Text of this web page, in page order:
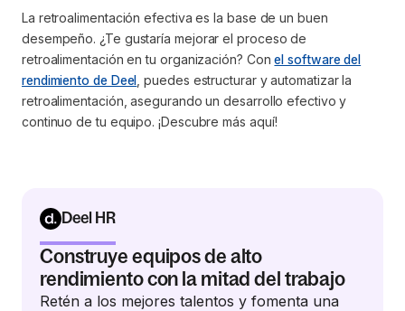
La retroalimentación efectiva es la base de un buen
desempeño. ¿Te gustaría mejorar el proceso de
retroalimentación en tu organización? Conel software del
rendimiento de Deel , puedes estructurar y automatizar la
retroalimentación, asegurando un desarrollo efectivo y
continuo de tu equipo. ¡Descubre más aquí!
Deel HR
Construye equipos de alto
rendimiento con la mitad del trabajo
Retén a los mejores talentos y fomenta una